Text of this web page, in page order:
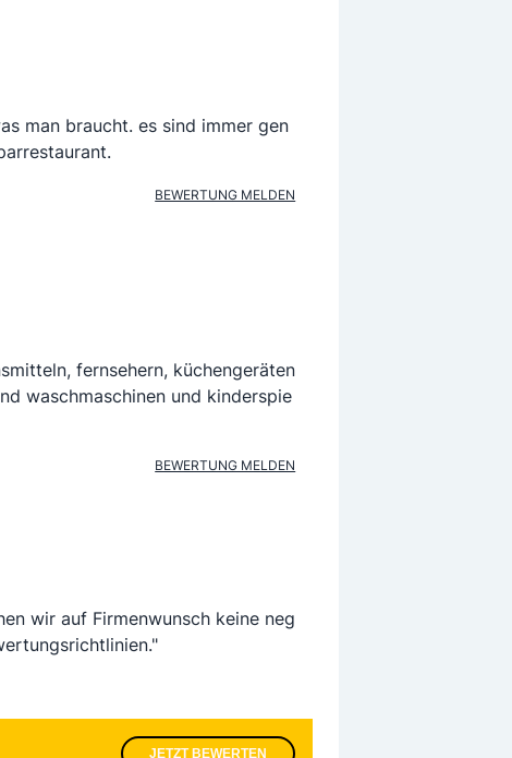
man braucht. es sind immer gen
BEWERTUNG MELDEN
fernsehern, küchengeräten
waschmaschinen und kinderspie
BEWERTUNG MELDEN
wir auf Firmenwunsch keine neg
JETZT BEWERTEN